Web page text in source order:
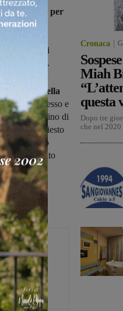
di un litigio per
questo un
a
Carabinieri
aggravata.
rientrato nella
era in possesso e
contro il vicino di
quindi chiesto
hanno
denunciato
Cronaca
Miah
questa
Dopo tre
che nel 2020